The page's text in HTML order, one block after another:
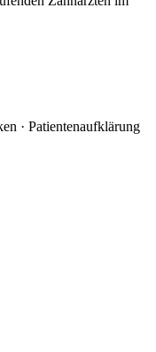
· Patientenaufklärung